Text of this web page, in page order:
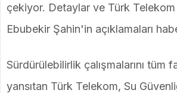
çekiyor. Detaylar ve Türk
Ebubekir Şahin'in açıklamaları
Sürdürülebilirlik çalışmalarını tüm
yansıtan Türk Telekom, Su